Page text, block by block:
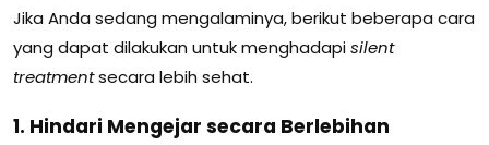
Jika Anda sedang mengalaminya, berikut beberapa cara
yang dapat dilakukan untuk menghadapisilent
treatmentsecara lebih sehat.
1. Hindari Mengejar secara Berlebihan